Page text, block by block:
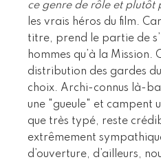
ce genre de rôle et plutôt
les vrais héros du film.
titre, prend le partie de
hommes qu’à la Mission.
distribution des gardes
choix. Archi-connus là-
une "gueule" et campent
que très typé, reste
extrêmement
d’ouverture, d’ailleurs,